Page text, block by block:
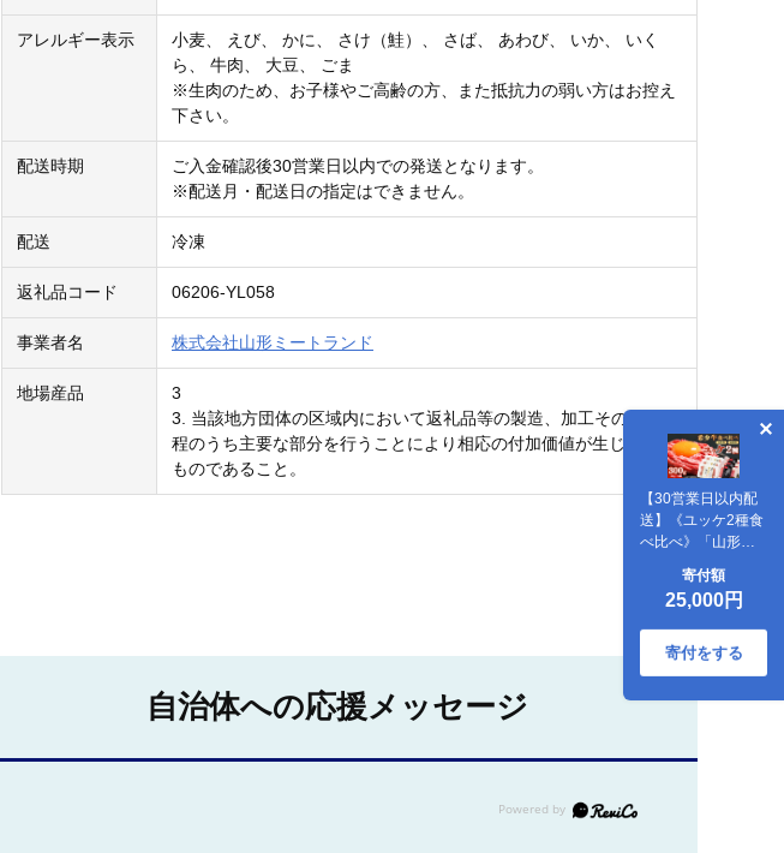
【30営業日以内配
送】《ユッケ2種食
べ比べ》「山形
牛」と「幸生牛」
のユッケ食べ比べ
セット 各3パックず
つ（合計6個）
025-D-YL058
寄付額
25,000円
寄付をする
アレルギー表示
小麦、 えび、 かに、 さけ（鮭）、 さば、 あわび、 いか、 いく
ら、 牛肉、 大豆、 ごま
※生肉のため、お子様やご高齢の方、また抵抗力の弱い方はお控え
下さい。
配送時期
ご入金確認後30営業日以内での発送となります。
※配送月・配送日の指定はできません。
配送 冷凍
返礼品コード 06206-YL058
事業者名 株式会社山形ミートランド
地場産品
3
3. 当該地方団体の区域内において返礼品等の製造、加工その他の工
程のうち主要な部分を行うことにより相応の付加価値が生じている
ものであること。
自治体への応援メッセージ